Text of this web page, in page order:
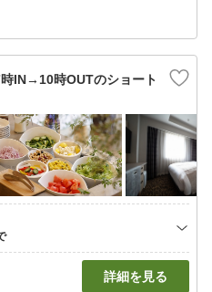
IN→10時OUTのショート
詳細を見る